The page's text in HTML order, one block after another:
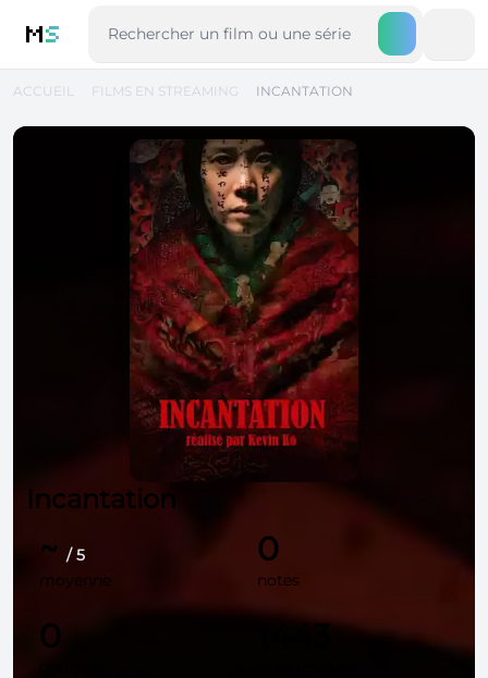
MS
ACCUEIL FILMS EN STREAMING INCANTATION
Incantation
~ / 5
moyenne
0
notes
0 1443